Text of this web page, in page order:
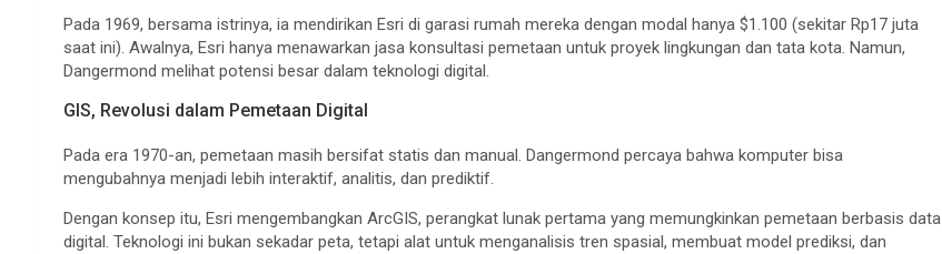
Pada 1969, bersama istrinya, ia mendirikan Esri di garasi rumah mereka dengan modal hanya $1.100 (sekitar Rp17 juta
saat ini). Awalnya, Esri hanya menawarkan jasa konsultasi pemetaan untuk proyek lingkungan dan tata kota. Namun,
Dangermond melihat potensi besar dalam teknologi digital.
GIS, Revolusi dalam Pemetaan Digital
Pada era 1970-an, pemetaan masih bersifat statis dan manual. Dangermond percaya bahwa komputer bisa
mengubahnya menjadi lebih interaktif, analitis, dan prediktif.
Dengan konsep itu, Esri mengembangkan ArcGIS, perangkat lunak pertama yang memungkinkan pemetaan berbasis data
digital. Teknologi ini bukan sekadar peta, tetapi alat untuk menganalisis tren spasial, membuat model prediksi, dan